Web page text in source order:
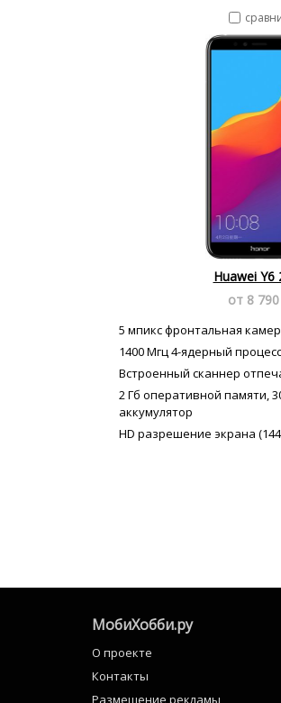
Huawei Y6
от 8
5 мпикс фронтальная
1400 Мгц 4-ядерный
Встроенный сканнер
2 Гб оперативной памяти,
аккумулятор
HD разрешение экрана
МобиХобби.ру
О проекте
Контакты
Размещение рекламы